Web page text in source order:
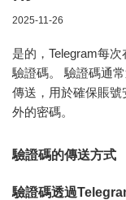
2025-11-26
是的，Telegram每
驗證碼。 驗證碼通
傳送，用於確保賬
外的密碼。
驗證碼的傳送方式
驗證碼透過